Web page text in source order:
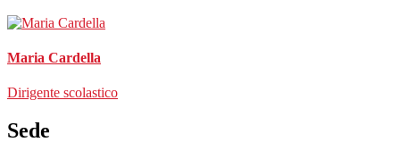
Maria Cardella
Dirigente scolastico
Sede